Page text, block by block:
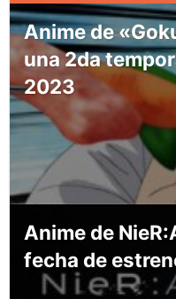
Anime de
una 2da
2023
Anime de
fecha de